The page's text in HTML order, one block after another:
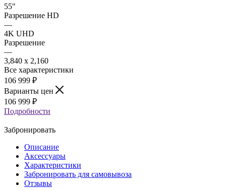
55"
Разрешение HD
—
4K UHD
Разрешение
—
3,840 x 2,160
Все характеристики
106 999 ₽
Варианты цен
106 999 ₽
Подробности
Забронировать
Описание
Аксессуары
Характеристики
Забронировать для самовывоза
Отзывы